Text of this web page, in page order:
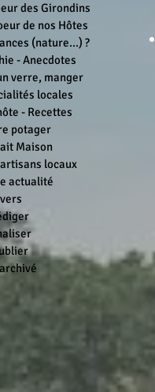
des Girondins
de nos Hôtes
(nature...) ?
- Anecdotes
verre, manger
locales
- Recettes
potager
Maison
locaux
actualité